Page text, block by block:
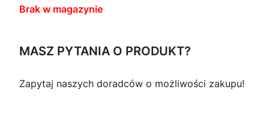
Brak w magazynie
MASZ PYTANIA O PRODUKT?
Zapytaj naszych doradców o możliwości zakupu!